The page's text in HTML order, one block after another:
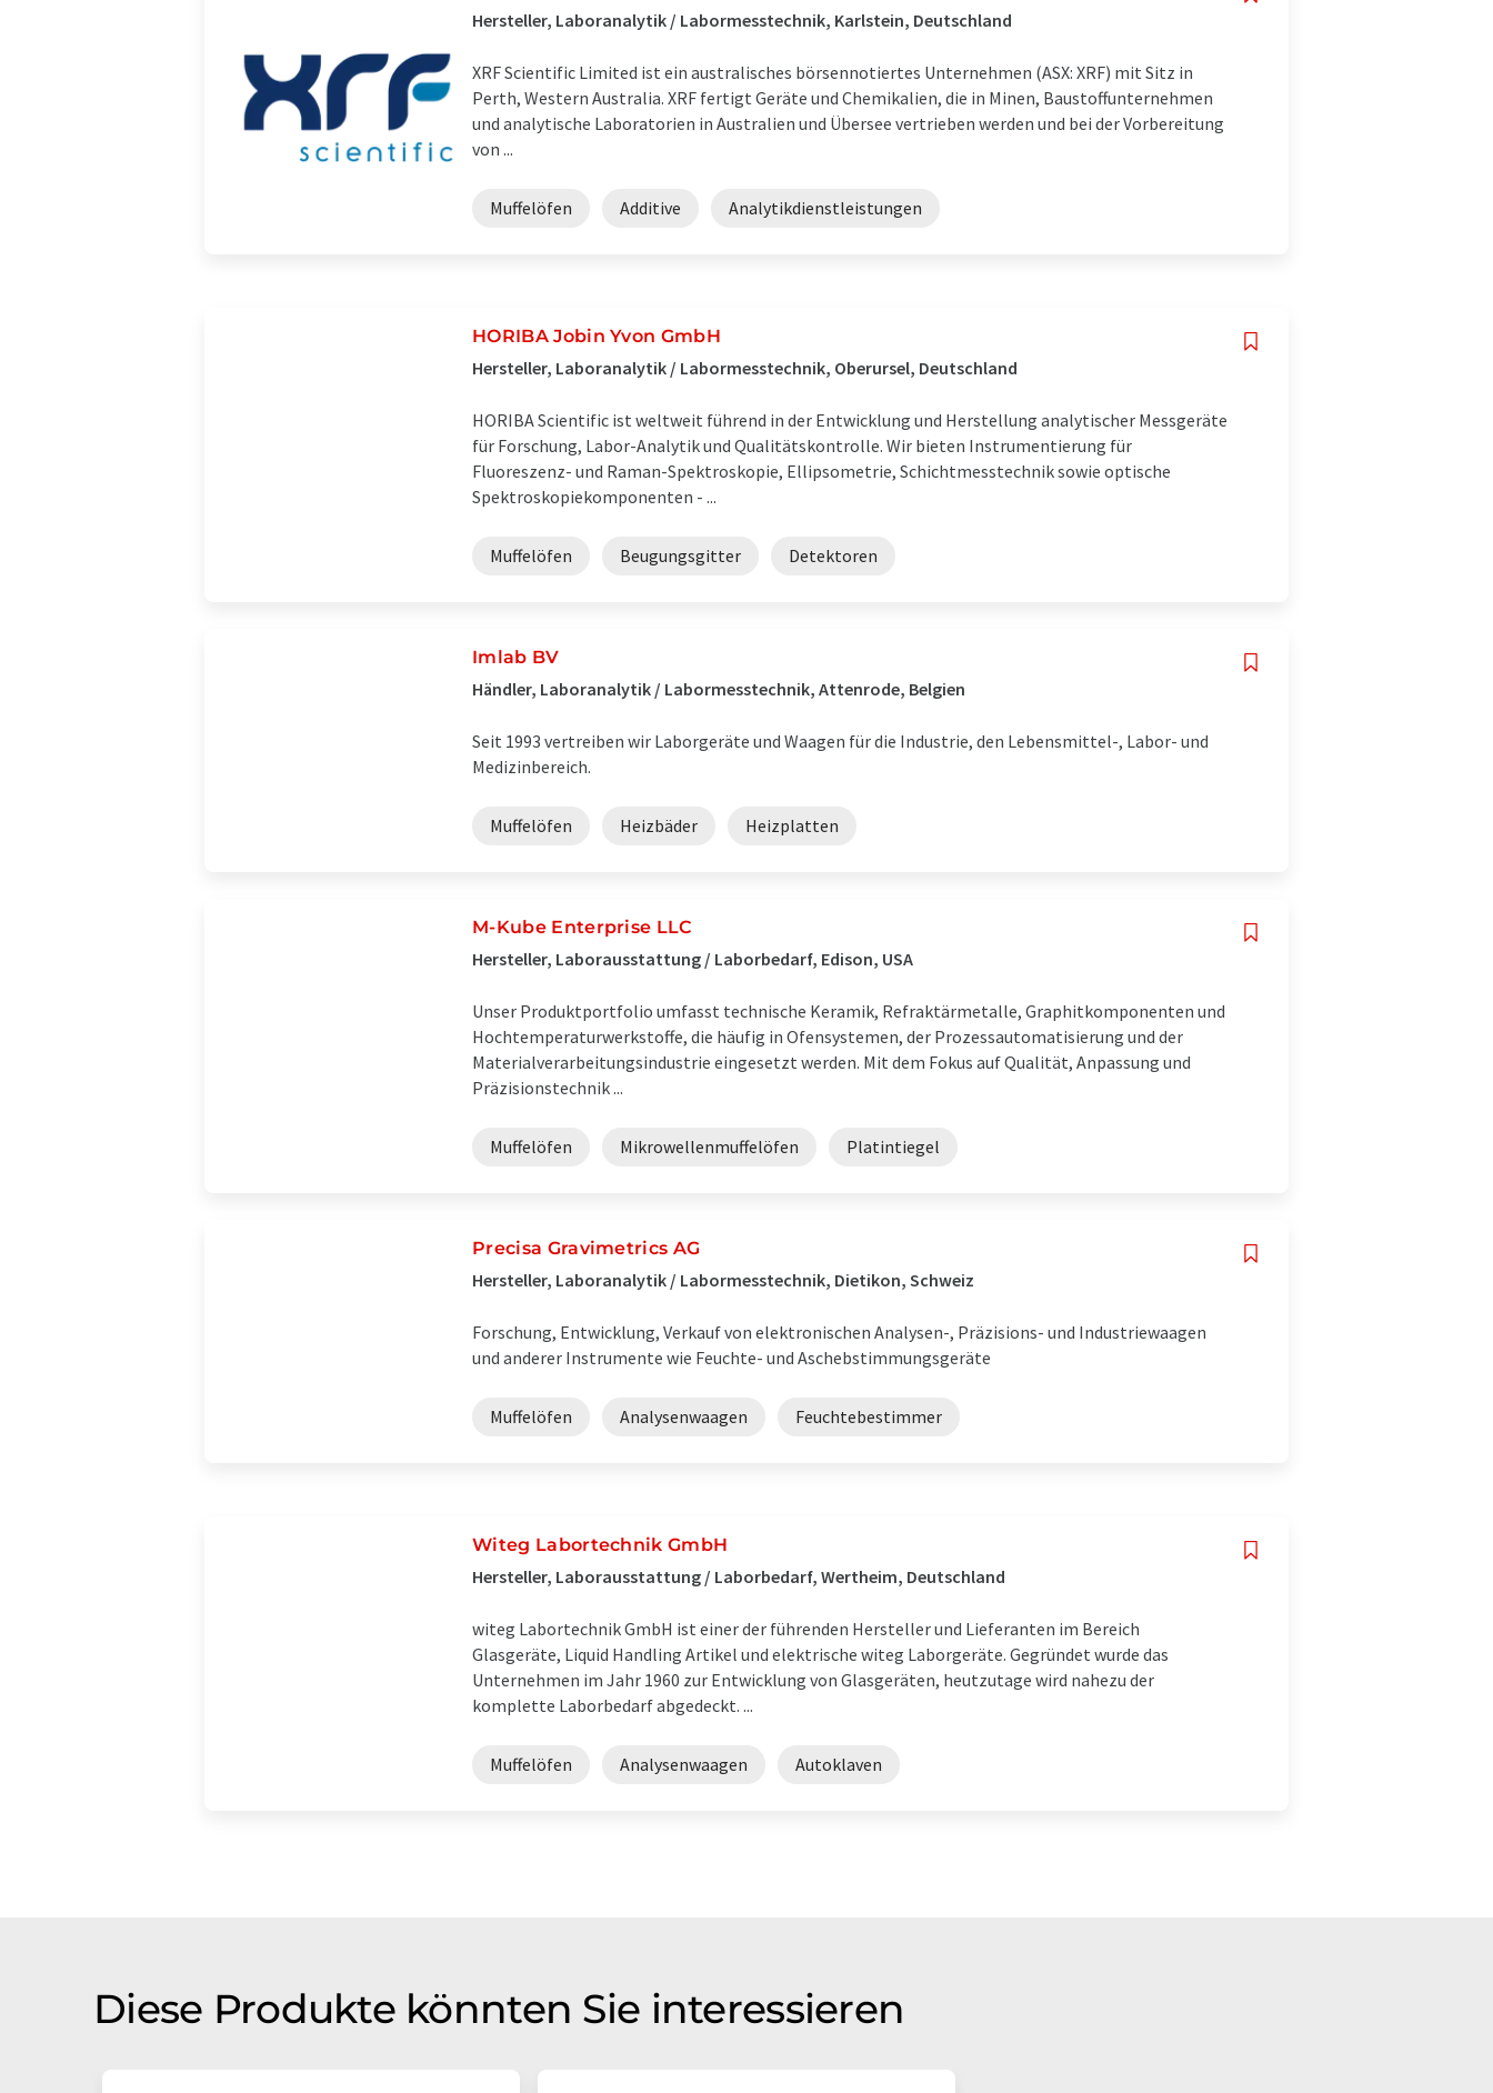
Hersteller, Laboranalytik / Labormesstechnik, Karlstein, Deutschland
XRF Scientific Limited ist ein australisches börsennotiertes Unternehmen (ASX: XRF) mit Sitz in
Perth, Western Australia. XRF fertigt Geräte und Chemikalien, die in Minen, Baustoffunternehmen
und analytische Laboratorien in Australien und Übersee vertrieben werden und bei der Vorbereitung
von ...
Muffelöfen Additive Analytikdienstleistungen
HORIBA Jobin Yvon GmbH
Hersteller, Laboranalytik / Labormesstechnik, Oberursel, Deutschland
HORIBA Scientific ist weltweit führend in der Entwicklung und Herstellung analytischer Messgeräte
für Forschung, Labor-Analytik und Qualitätskontrolle. Wir bieten Instrumentierung für
Fluoreszenz- und Raman-Spektroskopie, Ellipsometrie, Schichtmesstechnik sowie optische
Spektroskopiekomponenten - ...
Muffelöfen Beugungsgitter Detektoren
Imlab BV
Händler, Laboranalytik / Labormesstechnik, Attenrode, Belgien
Seit 1993 vertreiben wir Laborgeräte und Waagen für die Industrie, den Lebensmittel-, Labor- und
Medizinbereich.
Muffelöfen Heizbäder Heizplatten
M-Kube Enterprise LLC
Hersteller, Laborausstattung / Laborbedarf, Edison, USA
Unser Produktportfolio umfasst technische Keramik, Refraktärmetalle, Graphitkomponenten und
Hochtemperaturwerkstoffe, die häufig in Ofensystemen, der Prozessautomatisierung und der
Materialverarbeitungsindustrie eingesetzt werden. Mit dem Fokus auf Qualität, Anpassung und
Präzisionstechnik ...
Muffelöfen Mikrowellenmuffelöfen Platintiegel
Precisa Gravimetrics AG
Hersteller, Laboranalytik / Labormesstechnik, Dietikon, Schweiz
Forschung, Entwicklung, Verkauf von elektronischen Analysen-, Präzisions- und Industriewaagen
und anderer Instrumente wie Feuchte- und Aschebstimmungsgeräte
Muffelöfen Analysenwaagen Feuchtebestimmer
Witeg Labortechnik GmbH
Hersteller, Laborausstattung / Laborbedarf, Wertheim, Deutschland
witeg Labortechnik GmbH ist einer der führenden Hersteller und Lieferanten im Bereich
Glasgeräte, Liquid Handling Artikel und elektrische witeg Laborgeräte. Gegründet wurde das
Unternehmen im Jahr 1960 zur Entwicklung von Glasgeräten, heutzutage wird nahezu der
komplette Laborbedarf abgedeckt. ...
Muffelöfen Analysenwaagen Autoklaven
Diese Produkte könnten Sie interessieren